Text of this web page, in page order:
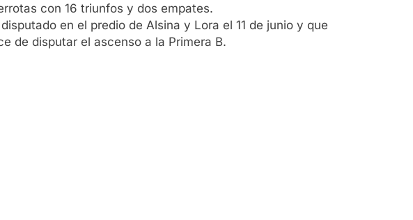
con 16 triunfos y dos empates.
en el predio de Alsina y Lora el 11 de junio y que
de disputar el ascenso a la Primera B.